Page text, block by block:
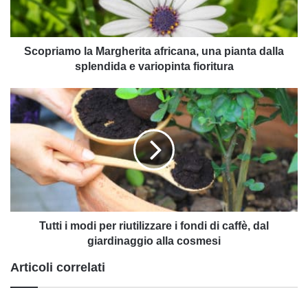
dalla
splendida
e
variopinta
Scopriamo la Margherita africana, una pianta dalla
splendida e variopinta fioritura
Tutti
i
modi
riutilizzare
i
caffè,
cosmesi
Tutti i modi per riutilizzare i fondi di caffè, dal
giardinaggio alla cosmesi
Articoli correlati